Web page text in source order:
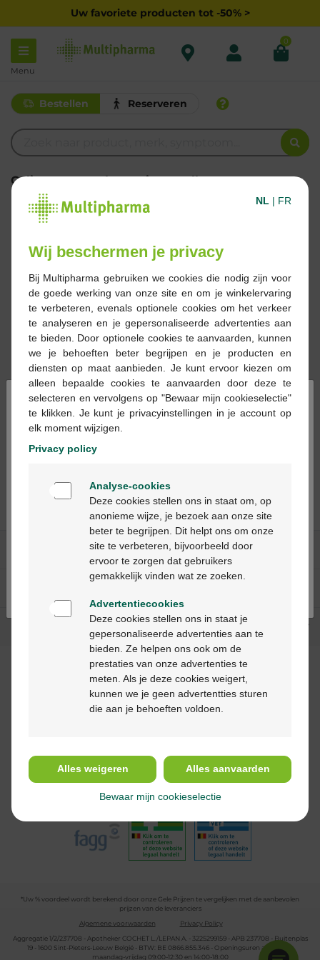
Uw favoriete producten tot -50% >
Menu
0
Bestellen Reserveren
Gelieve een zoekterm in te vullen
Een typfout gemaakt?
Verkrijg je na het zoeken naar een productnaam, merk of
steeds geen resultaat? Dan is het mogelijk dat hetgeen
waar je op zoek naar bent, geen deel uitmaakt van ons
assortiment.
We helpen je graag verder! Neemhiercontact op met
onze klantendienst.
Onze meest verkochte
producten
Bekijk de Gele Prijzen
Onze diensten
Hulp & contact
Betaalmethodes
*Uw % voordeel wordt berekend door onze Gele Prijzen te vergelijken met de aanbevolen
prijzen van de leveranciers
Algemene voorwaarden
Privacy Policy
Aggregatie 1/2/237708 - Apotheker COCHET L./LEPAN A. - 3225299159 - APB 237708 - Buitenplas
19 - 1600 Sint-Pieters-Leeuw België - BTW: BE 0866.855.346 - Openingsuren apotheek:
maandag-vrijdag 09:00-12:30 en 14:00-18:00
×
Bienvenue
Ga verder in het nederlands
Continuez en français
NL | FR
Wij beschermen je privacy
Bij Multipharma gebruiken we cookies die nodig zijn voor
de goede werking van onze site en om je winkelervaring
te verbeteren, evenals optionele cookies om het verkeer
te analyseren en je gepersonaliseerde advertenties aan
te bieden. Door optionele cookies te aanvaarden, kunnen
we je behoeften beter begrijpen en je producten en
diensten op maat aanbieden. Je kunt ervoor kiezen om
alleen bepaalde cookies te aanvaarden door deze te
selecteren en vervolgens op "Bewaar mijn cookieselectie"
te klikken. Je kunt je privacyinstellingen in je account op
elk moment wijzigen.
Privacy policy
Analyse-cookies
Deze cookies stellen ons in staat om, op
anonieme wijze, je bezoek aan onze site
beter te begrijpen. Dit helpt ons om onze
site te verbeteren, bijvoorbeeld door
ervoor te zorgen dat gebruikers
gemakkelijk vinden wat ze zoeken.
Advertentiecookies
Deze cookies stellen ons in staat je
gepersonaliseerde advertenties aan te
bieden. Ze helpen ons ook om de
prestaties van onze advertenties te
meten. Als je deze cookies weigert,
kunnen we je geen advertentties sturen
die aan je behoeften voldoen.
Alles weigeren Alles aanvaarden
Bewaar mijn cookieselectie